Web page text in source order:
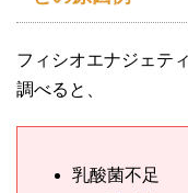
フィシオエナジェテ
調べると、
乳酸菌不足